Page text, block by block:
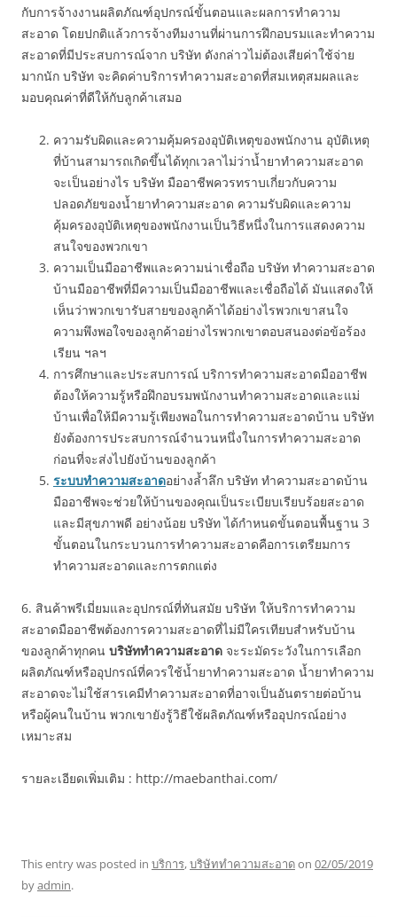
กับการจ้างงานผลิตภัณฑ์อุปกรณ์ขั้นตอนและผลการทำความ
สะอาด โดยปกติแล้วการจ้างทีมงานที่ผ่านการฝึกอบรมและทำความ
สะอาดที่มีประสบการณ์จาก บริษัท ดังกล่าวไม่ต้องเสียค่าใช้จ่าย
มากนัก บริษัท จะคิดค่าบริการทำความสะอาดที่สมเหตุสมผลและ
มอบคุณค่าที่ดีให้กับลูกค้าเสมอ
ความรับผิดและความคุ้มครองอุบัติเหตุของพนักงาน อุบัติเหตุ
ที่บ้านสามารถเกิดขึ้นได้ทุกเวลาไม่ว่าน้ำยาทำความสะอาด
จะเป็นอย่างไร บริษัท มืออาชีพควรทราบเกี่ยวกับความ
ปลอดภัยของน้ำยาทำความสะอาด ความรับผิดและความ
คุ้มครองอุบัติเหตุของพนักงานเป็นวิธีหนึ่งในการแสดงความ
สนใจของพวกเขา
ความเป็นมืออาชีพและความน่าเชื่อถือ บริษัท ทำความสะอาด
บ้านมืออาชีพที่มีความเป็นมืออาชีพและเชื่อถือได้ มันแสดงให้
เห็นว่าพวกเขารับสายของลูกค้าได้อย่างไรพวกเขาสนใจ
ความพึงพอใจของลูกค้าอย่างไรพวกเขาตอบสนองต่อข้อร้อง
เรียน ฯลฯ
การศึกษาและประสบการณ์ บริการทำความสะอาดมืออาชีพ
ต้องให้ความรู้หรือฝึกอบรมพนักงานทำความสะอาดและแม่
บ้านเพื่อให้มีความรู้เพียงพอในการทำความสะอาดบ้าน บริษัท
ยังต้องการประสบการณ์จำนวนหนึ่งในการทำความสะอาด
ก่อนที่จะส่งไปยังบ้านของลูกค้า
ระบบทำความสะอาดอย่างล้ำลึก บริษัท ทำความสะอาดบ้าน
มืออาชีพจะช่วยให้บ้านของคุณเป็นระเบียบเรียบร้อยสะอาด
และมีสุขภาพดี อย่างน้อย บริษัท ได้กำหนดขั้นตอนพื้นฐาน 3
ขั้นตอนในกระบวนการทำความสะอาดคือการเตรียมการ
ทำความสะอาดและการตกแต่ง
6. สินค้าพรีเมี่ยมและอุปกรณ์ที่ทันสมัย บริษัท ให้บริการทำความ
สะอาดมืออาชีพต้องการความสะอาดที่ไม่มีใครเทียบสำหรับบ้าน
ของลูกค้าทุกคน บริษัททำความสะอาด จะระมัดระวังในการเลือก
ผลิตภัณฑ์หรืออุปกรณ์ที่ควรใช้น้ำยาทำความสะอาด น้ำยาทำความ
สะอาดจะไม่ใช้สารเคมีทำความสะอาดที่อาจเป็นอันตรายต่อบ้าน
หรือผู้คนในบ้าน พวกเขายังรู้วิธีใช้ผลิตภัณฑ์หรืออุปกรณ์อย่าง
เหมาะสม
รายละเอียดเพิ่มเติม : http://maebanthai.com/
This entry was posted in บริการ,บริษัททำความสะอาดon 02/05/2019
byadmin.